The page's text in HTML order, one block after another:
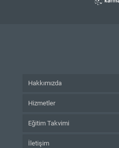
Hakkımızda
Hizmetler
Eğitim Takvimi
İletişim